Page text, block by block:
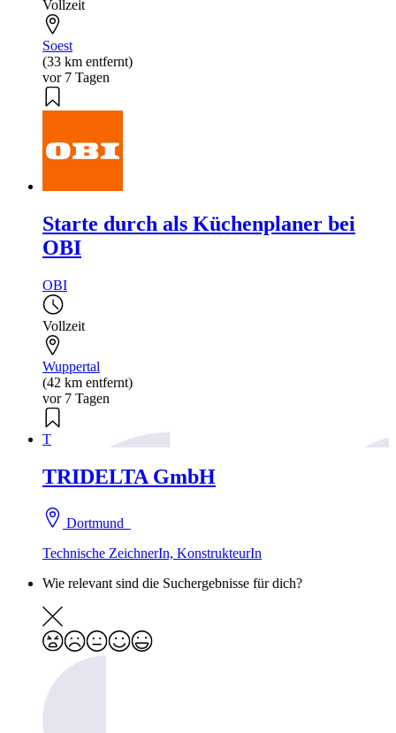
Vollzeit
Soest
(33 km entfernt)
vor 7 Tagen
Starte durch als Küchenplaner bei
OBI
OBI
Vollzeit
Wuppertal
(42 km entfernt)
vor 7 Tagen
T
TRIDELTA GmbH
Dortmund
Technische ZeichnerIn, KonstrukteurIn
Wie relevant sind die Suchergebnisse für dich?